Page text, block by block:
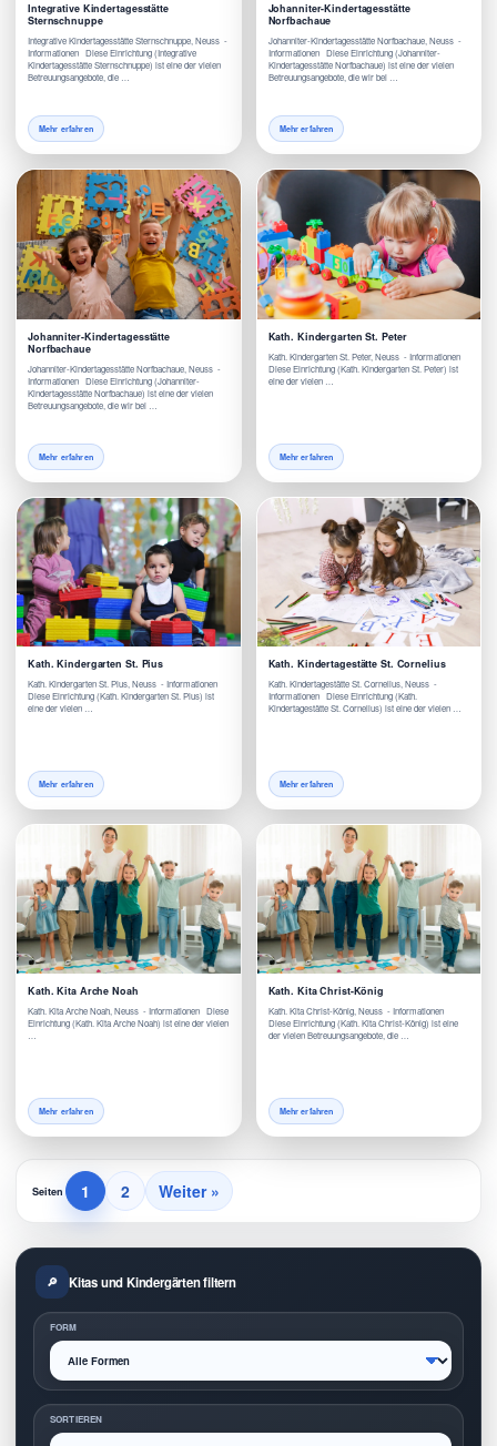
Integrative Kindertagesstätte
Sternschnuppe
Integrative Kindertagesstätte Sternschnuppe, Neuss -
Informationen Diese Einrichtung (Integrative
Kindertagesstätte Sternschnuppe) ist eine der vielen
Betreuungsangebote, die …
Mehr erfahren
Johanniter-Kindertagesstätte
Norfbachaue
Johanniter-Kindertagesstätte Norfbachaue, Neuss -
Informationen Diese Einrichtung (Johanniter-
Kindertagesstätte Norfbachaue) ist eine der vielen
Betreuungsangebote, die wir bei …
Mehr erfahren
Johanniter-Kindertagesstätte
Norfbachaue
Johanniter-Kindertagesstätte Norfbachaue, Neuss -
Informationen Diese Einrichtung (Johanniter-
Kindertagesstätte Norfbachaue) ist eine der vielen
Betreuungsangebote, die wir bei …
Mehr erfahren
Kath. Kindergarten St. Peter
Kath. Kindergarten St. Peter, Neuss - Informationen
Diese Einrichtung (Kath. Kindergarten St. Peter) ist
eine der vielen …
Mehr erfahren
Kath. Kindergarten St. Pius
Kath. Kindergarten St. Pius, Neuss - Informationen
Diese Einrichtung (Kath. Kindergarten St. Pius) ist
eine der vielen …
Mehr erfahren
Kath. Kindertagestätte St. Cornelius
Kath. Kindertagestätte St. Cornelius, Neuss -
Informationen Diese Einrichtung (Kath.
Kindertagestätte St. Cornelius) ist eine der vielen …
Mehr erfahren
Kath. Kita Arche Noah
Kath. Kita Arche Noah, Neuss - Informationen Diese
Einrichtung (Kath. Kita Arche Noah) ist eine der vielen
…
Mehr erfahren
Kath. Kita Christ-König
Kath. Kita Christ-König, Neuss - Informationen
Diese Einrichtung (Kath. Kita Christ-König) ist eine
der vielen Betreuungsangebote, die …
Mehr erfahren
Seiten 1 2 Weiter »
Kitas und Kindergärten filtern
FORM
SORTIEREN